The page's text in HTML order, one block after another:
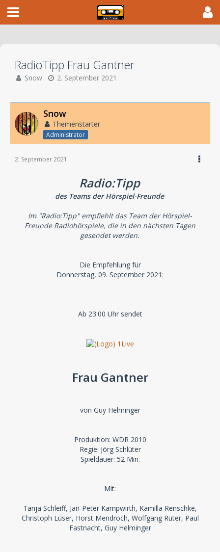
RadioTipp Frau Gantner
Snow 2. September 2021
Snow
Themenstarter
Administrator
2. September 2021
Radio:Tipp
des Teams der Hörspiel-Freunde
Im "Radio:Tipp" empfiehlt das Team der Hörspiel-
Freunde Radiohörspiele, die in den nächsten Tagen
gesendet werden.
Die Empfehlung für
Donnerstag, 09. September 2021:
Ab 23:00 Uhr sendet
Frau Gantner
von Guy Helminger
Produktion: WDR 2010
Regie: Jörg Schlüter
Spieldauer: 52 Min.
Mit:
Tanja Schleiff, Jan-Peter Kampwirth, Kamilla Renschke,
Christoph Luser, Horst Mendroch, Wolfgang Rüter, Paul
Fastnacht, Guy Helminger